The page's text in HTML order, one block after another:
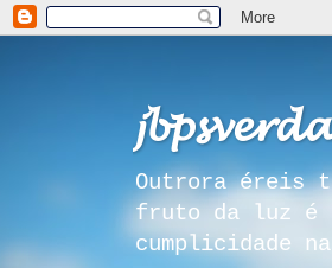
Outrora éreis
fruto da luz é
cumplicidade